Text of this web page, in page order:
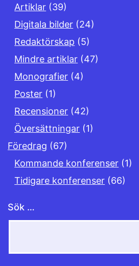
Artiklar (39)
Digitala bilder (24)
Redaktörskap (5)
Mindre artiklar (47)
Monografier (4)
Poster (1)
Recensioner (42)
Översättningar (1)
Föredrag (67)
Kommande konferenser (1)
Tidigare konferenser (66)
Sök …